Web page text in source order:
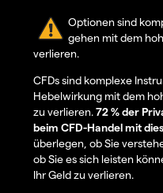
Optionen sind
gehen mit dem
verlieren.
CFDs sind komplexe
Hebelwirkung mit dem
zu verlieren.72 % der
beim CFD-Handel mit
überlegen, ob Sie
ob Sie es sich leisten
Ihr Geld zu verlieren.